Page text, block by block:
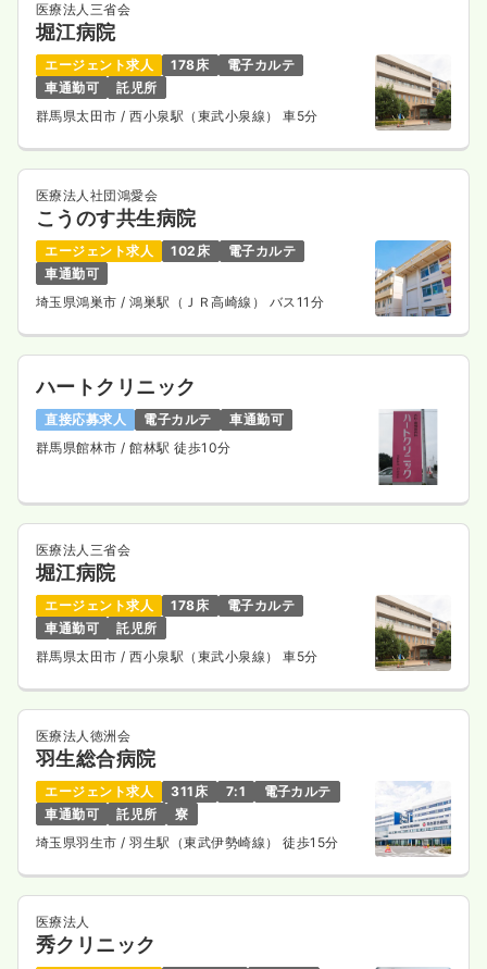
医療法人三省会
堀江病院
エージェント求人 178床
電子カルテ
車通勤可
託児所
群馬県太田市 / 西小泉駅（東武小泉線） 車5分
医療法人社団鴻愛会
こうのす共生病院
エージェント求人 102床
電子カルテ
車通勤可
埼玉県鴻巣市 / 鴻巣駅（ＪＲ高崎線） バス11分
ハートクリニック
直接応募求人 電子カルテ
車通勤可
群馬県館林市/ 館林駅 徒歩10分
医療法人三省会
堀江病院
エージェント求人 178床
電子カルテ
車通勤可
託児所
群馬県太田市 / 西小泉駅（東武小泉線） 車5分
医療法人徳洲会
羽生総合病院
エージェント求人 311床 7:1
電子カルテ
車通勤可
託児所
寮
埼玉県羽生市 / 羽生駅（東武伊勢崎線） 徒歩15分
医療法人
秀クリニック